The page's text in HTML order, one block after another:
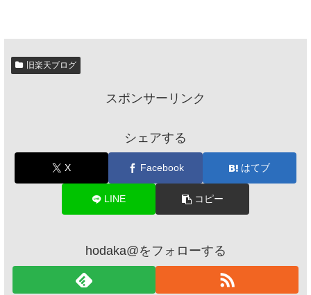
旧楽天ブログ
スポンサーリンク
シェアする
X Facebook はてブ
LINE コピー
hodaka@をフォローする